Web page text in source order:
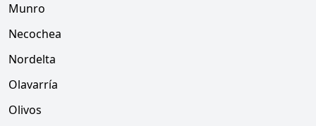
Munro
Necochea
Nordelta
Olavarría
Olivos